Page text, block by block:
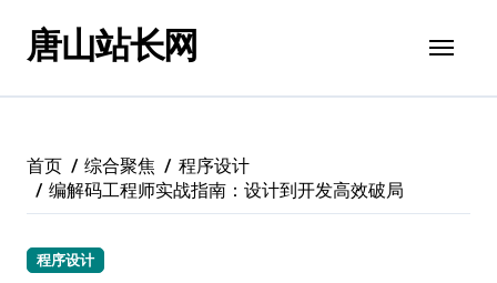
唐山站长网
首页 综合聚焦
程序设计
编解码工程师实战指南：设计到开发高效破局
程序设计